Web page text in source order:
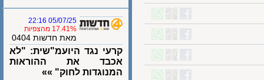
05/07/25 22:16
17.41% מהצפיות
מאת חדשות 0404
קרעי נגד היועמ"שית: "לא
אכבד את ההוראות
המנוגדות לחוק" »»